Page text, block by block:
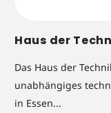
Haus der
Das Haus der
unabhängiges
in Essen...